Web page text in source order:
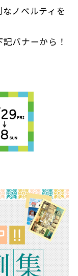
ノベルティを
バナーから！